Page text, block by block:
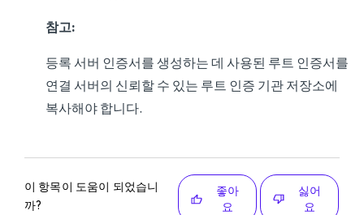
참고:
등록 서버 인증서를 생성하는 데 사용된 루트 인증서를
연결 서버의 신뢰할 수 있는 루트 인증 기관 저장소에
복사해야 합니다.
이 항목이 도움이 되었습니
까?
좋아
요
싫어
요